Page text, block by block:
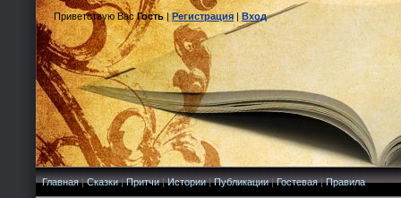
Приветствую Вас Гость|Регистрация|Вход
Главная|Сказки|Притчи|Истории|Публикации|Гостевая|Правила